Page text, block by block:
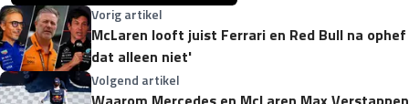
Vorig artikel
McLaren looft juist Ferrari en Red Bull na
dat alleen niet'
Volgend artikel